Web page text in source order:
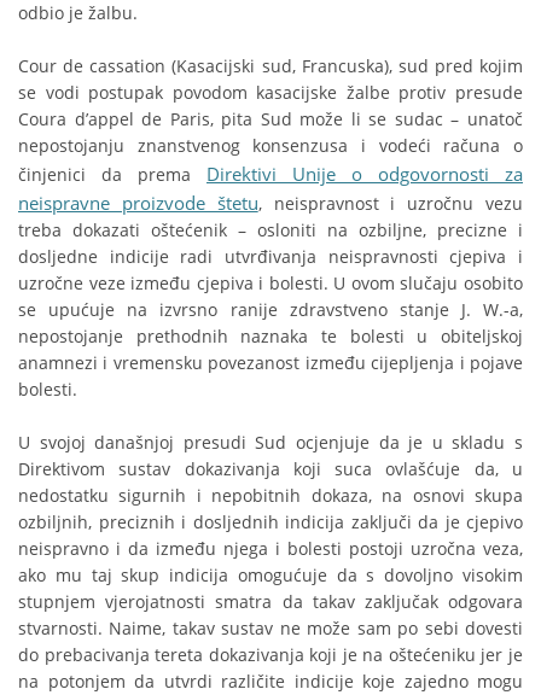
odbio je žalbu.
Cour de cassation (Kasacijski sud, Francuska), sud pred kojim
se vodi postupak povodom kasacijske žalbe protiv presude
Coura d’appel de Paris, pita Sud može li se sudac – unatoč
nepostojanju znanstvenog konsenzusa i vodeći računa o
činjenici da prema Direktivi Unije o odgovornosti za
neispravne proizvode štetu, neispravnost i uzročnu vezu
treba dokazati oštećenik – osloniti na ozbiljne, precizne i
dosljedne indicije radi utvrđivanja neispravnosti cjepiva i
uzročne veze između cjepiva i bolesti. U ovom slučaju osobito
se upućuje na izvrsno ranije zdravstveno stanje J. W.-a,
nepostojanje prethodnih naznaka te bolesti u obiteljskoj
anamnezi i vremensku povezanost između cijepljenja i pojave
bolesti.
U svojoj današnjoj presudi Sud ocjenjuje da je u skladu s
Direktivom sustav dokazivanja koji suca ovlašćuje da, u
nedostatku sigurnih i nepobitnih dokaza, na osnovi skupa
ozbiljnih, preciznih i dosljednih indicija zaključi da je cjepivo
neispravno i da između njega i bolesti postoji uzročna veza,
ako mu taj skup indicija omogućuje da s dovoljno visokim
stupnjem vjerojatnosti smatra da takav zaključak odgovara
stvarnosti. Naime, takav sustav ne može sam po sebi dovesti
do prebacivanja tereta dokazivanja koji je na oštećeniku jer je
na potonjem da utvrdi različite indicije koje zajedno mogu